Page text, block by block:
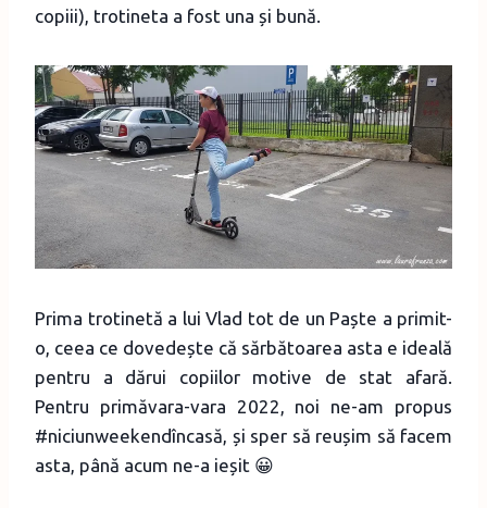
copiii), trotineta a fost una și bună.
Prima trotinetă a lui Vlad tot de un Paște a primit-
o, ceea ce dovedește că sărbătoarea asta e ideală
pentru a dărui copiilor motive de stat afară.
Pentru primăvara-vara 2022, noi ne-am propus
#niciunweekendîncasă, și sper să reușim să facem
asta, până acum ne-a ieșit 😀